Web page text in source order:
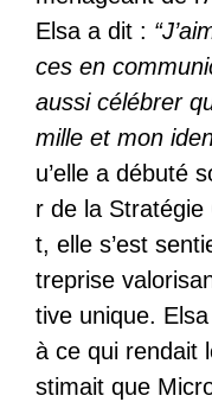
Elsa a dit :
ces en
aussi célébrer
mille et mon
u’elle a débuté
r de la
t, elle s’est
treprise
tive unique.
à ce qui rendait
stimait que